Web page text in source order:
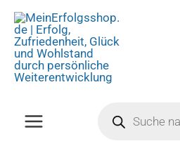
Zum
Inhalt
springen
search